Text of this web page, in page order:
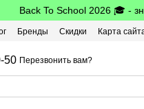
Back To School 2026 🎓 -
Бренды Скидки Карта
50 Перезвонить вам?